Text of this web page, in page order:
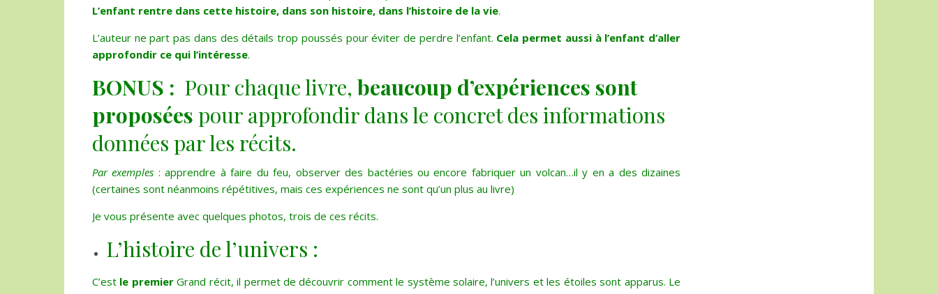
L’enfant rentre dans cette histoire, dans son histoire, dans l’histoire de la vie.
L’auteur ne part pas dans des détails trop poussés pour éviter de perdre l’enfant. Cela permet aussi à l’enfant d’aller
approfondir ce qui l’intéresse.
BONUS : Pour chaque livre, beaucoup d’expériences sont
proposées pour approfondir dans le concret des informations
données par les récits.
Par exemples : apprendre à faire du feu, observer des bactéries ou encore fabriquer un volcan…il y en a des dizaines
(certaines sont néanmoins répétitives, mais ces expériences ne sont qu’un plus au livre)
Je vous présente avec quelques photos, trois de ces récits.
L’histoire de l’univers :
C’est le premierGrand récit, il permet de découvrir comment le système solaire, l’univers et les étoiles sont apparus. Le